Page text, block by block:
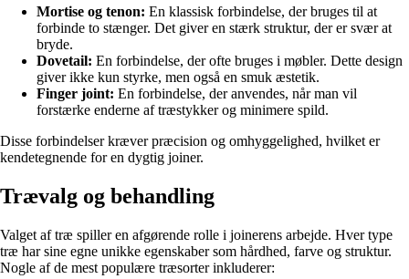
Mortise og tenon: En klassisk forbindelse, der bruges til at
forbinde to stænger. Det giver en stærk struktur, der er svær at
bryde.
Dovetail: En forbindelse, der ofte bruges i møbler. Dette design
giver ikke kun styrke, men også en smuk æstetik.
Finger joint: En forbindelse, der anvendes, når man vil
forstærke enderne af træstykker og minimere spild.
Disse forbindelser kræver præcision og omhyggelighed, hvilket er
kendetegnende for en dygtig joiner.
Trævalg og behandling
Valget af træ spiller en afgørende rolle i joinerens arbejde. Hver type
træ har sine egne unikke egenskaber som hårdhed, farve og struktur.
Nogle af de mest populære træsorter inkluderer: